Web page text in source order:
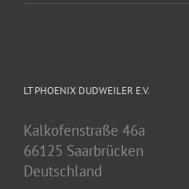
LT PHOENIX DUDWEILER E.V.
Kalkofenstraße 46a
66125 Saarbrücken
Deutschland